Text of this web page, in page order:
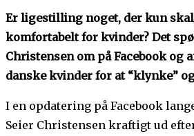
Er ligestilling noget, der kun
komfortabelt for kvinder? Det
Christensen om på Facebook og
danske kvinder for at “klynke”
I en opdatering på Facebook
Seier Christensen kraftigt ud